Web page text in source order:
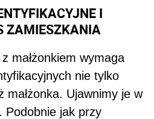
I
ZAMIESZKANIA
małżonkiem wymaga
nie tylko
małżonka. Ujawnimy je w
Podobnie jak przy